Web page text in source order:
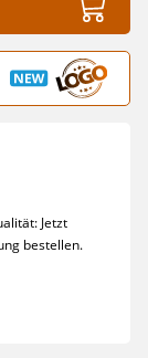
Jetzt
bestellen.